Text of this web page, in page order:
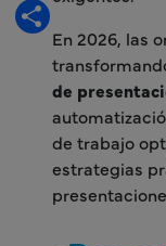
En 2026, las
de
de trabajo
estrategias